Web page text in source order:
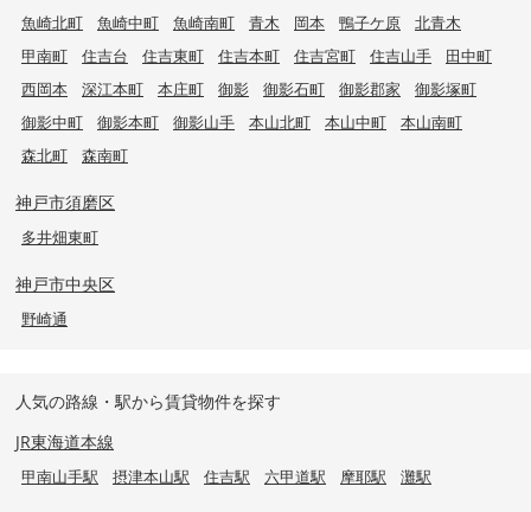
魚崎北町 魚崎中町 魚崎南町 青木 岡本 鴨子ケ原
北青木
甲南町
住吉台 住吉東町 住吉本町 住吉宮町 住吉山手
田中町
西岡本
深江本町 本庄町 御影 御影石町 御影郡家
御影塚町
御影中町
御影本町 御影山手 本山北町 本山中町
本山南町
森北町
森南町
神戸市須磨区
多井畑東町
神戸市中央区
野崎通
人気の路線・駅から賃貸物件を探す
JR東海道本線
甲南山手駅 摂津本山駅 住吉駅 六甲道駅 摩耶駅 灘駅